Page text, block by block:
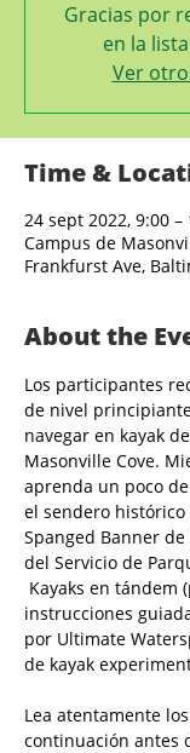
Gracias por
en la
Ver
Time &
24 sept 2022, 9:00 –
Campus de
Frankfurst Ave,
About the
Los participantes
de nivel
navegar en kayak
Masonville Cove.
aprenda un poco
el sendero histórico
Spanged Banner
del Servicio de
Kayaks en tándem
instrucciones
por Ultimate
de kayak
Lea atentamente
continuación antes